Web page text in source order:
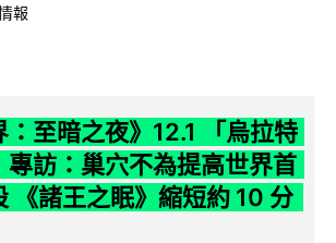
報
：至暗之夜》12.1 「烏拉特
專訪：巢穴不為提高世界首
《諸王之眠》縮短約 10 分